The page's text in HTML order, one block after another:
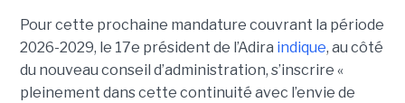
Pour cette prochaine mandature couvrant la période
2026-2029, le 17e président de l’Adira indique, au côté
du nouveau conseil d’administration, s’inscrire «
pleinement dans cette continuité avec l’envie de